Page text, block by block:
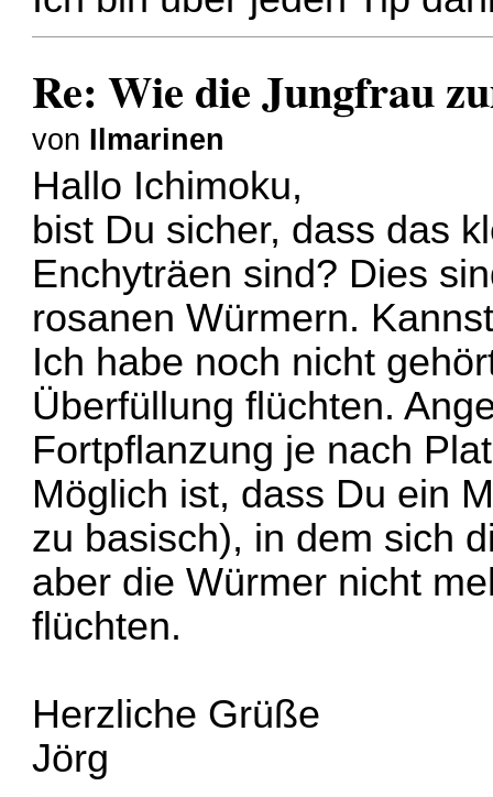
Re: Wie die Jungfrau
von Ilmarinen
Hallo Ichimoku,
bist Du sicher, dass das
Enchyträen sind? Dies
rosanen Würmern.
Ich habe noch nicht
Überfüllung flüchten.
Fortpflanzung je nach
Möglich ist, dass Du ein
zu basisch), in dem sich
aber die Würmer nicht
flüchten.
Herzliche Grüße
Jörg